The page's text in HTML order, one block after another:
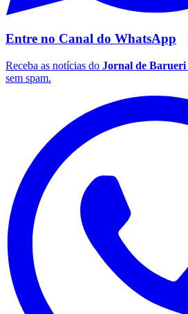
Flamengo
Entre no Canal do WhatsApp
Receba as notícias do Jornal de Barueri
sem spam.